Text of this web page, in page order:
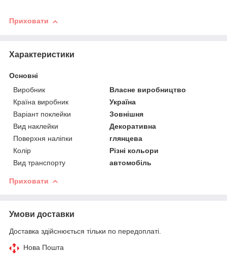
Приховати
Характеристики
Основні
Виробник
Власне виробництво
Країна виробник
Україна
Варіант поклейки
Зовнішня
Вид наклейки
Декоративна
Поверхня наліпки
глянцева
Колір
Різні кольори
Вид транспорту
автомобіль
Приховати
Умови доставки
Доставка здійснюється тільки по передоплаті.
Нова Пошта